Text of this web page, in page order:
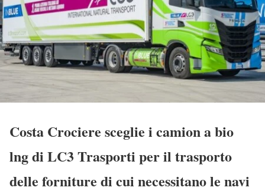
Costa Crociere sceglie i camion a bio
lng di LC3 Trasporti per il trasporto
delle forniture di cui necessitano le navi